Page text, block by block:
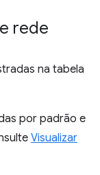
rede
na tabela
por padrão e
Visualizar